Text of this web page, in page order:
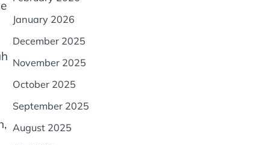
January 2026
December 2025
November 2025
October 2025
September 2025
August 2025